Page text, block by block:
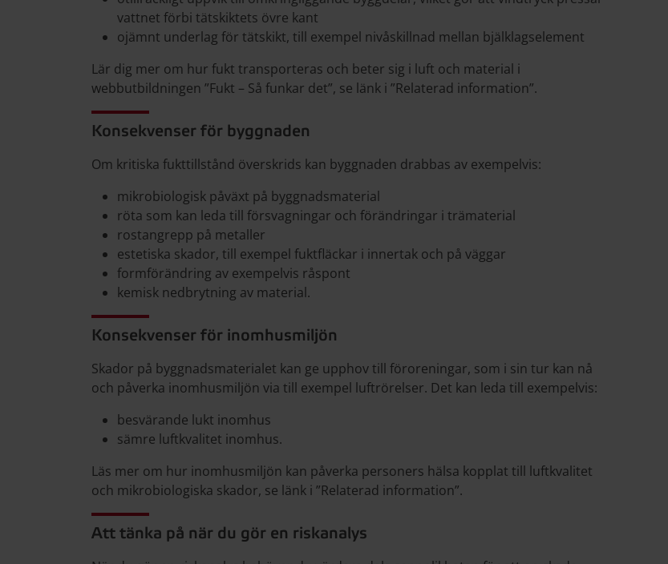
vattnet förbi tätskiktets övre kant
ojämnt underlag för tätskikt, till exempel nivåskillnad mellan bjälklagselement
Lär dig mer om hur fukt transporteras och beter sig i luft och material i
webbutbildningen ”Fukt – Så funkar det”, se länk i ”Relaterad information”.
Konsekvenser för byggnaden
Om kritiska fukttillstånd överskrids kan byggnaden drabbas av exempelvis:
mikrobiologisk påväxt på byggnadsmaterial
röta som kan leda till försvagningar och förändringar i trämaterial
rostangrepp på metaller
estetiska skador, till exempel fuktfläckar i innertak och på väggar
formförändring av exempelvis råspont
kemisk nedbrytning av material.
Konsekvenser för inomhusmiljön
Skador på byggnadsmaterialet kan ge upphov till föroreningar, som i sin tur kan nå
och påverka inomhusmiljön via till exempel luftrörelser. Det kan leda till exempelvis:
besvärande lukt inomhus
sämre luftkvalitet inomhus.
Läs mer om hur inomhusmiljön kan påverka personers hälsa kopplat till luftkvalitet
och mikrobiologiska skador, se länk i ”Relaterad information”.
Att tänka på när du gör en riskanalys